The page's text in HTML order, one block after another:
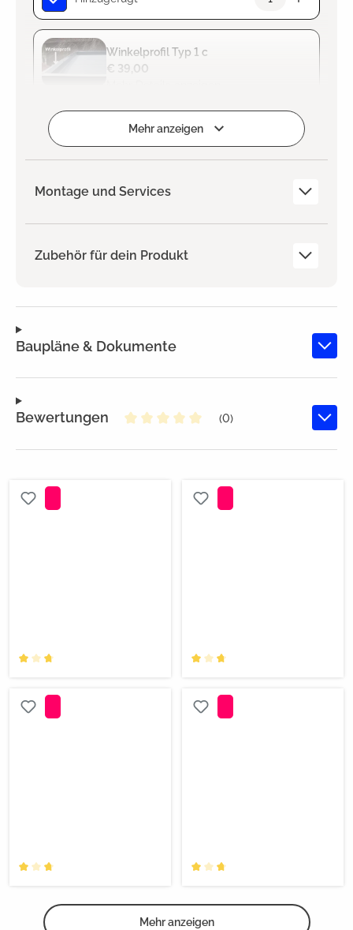
Winkelprofil Typ 1 c
€ 39,00
Zum Projekt hinzufügen
Mehr anzeigen
Montage und Services
Zubehör für dein Produkt
Baupläne & Dokumente
Bewertungen
(0)
Mehr anzeigen